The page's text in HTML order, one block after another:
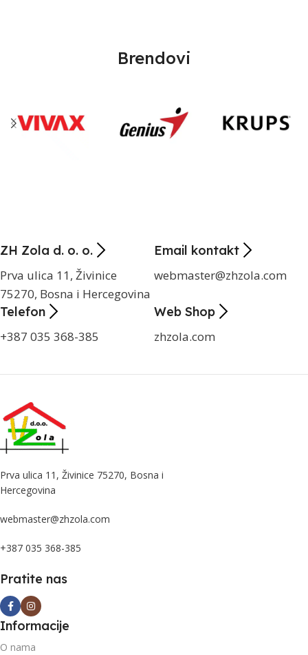
Brendovi
ZH Zola d. o. o.
Prva ulica 11, Živinice
75270, Bosna i Hercegovina
Email kontakt
webmaster@zhzola.com
Telefon
+387 035 368-385
Web Shop
zhzola.com
Prva ulica 11, Živinice 75270, Bosna i
Hercegovina
webmaster@zhzola.com
+387 035 368-385
Pratite nas
Informacije
O nama